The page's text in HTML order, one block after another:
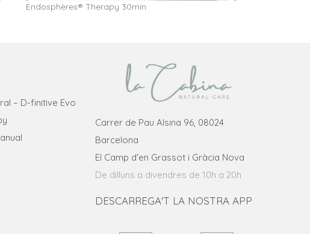
Endosphères® Therapy 30min
– D-finitive Evo
Carrer de Pau Alsina 96, 08024
Barcelona
El Camp d'en Grassot i Gràcia Nova
De dilluns a divendres de 10h a 20h
DESCARREGA'T LA NOSTRA APP